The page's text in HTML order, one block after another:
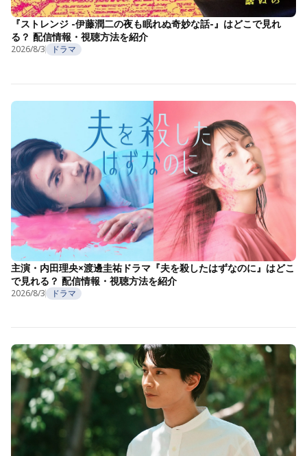
『ストレンジ -伊藤潤二の夜も眠れぬ奇妙な話-』はどこで見れ
る？ 配信情報・視聴方法を紹介
2026/8/3 ドラマ
主演・内田理央×渡邊圭祐ドラマ『夫を殺したはずなのに』はどこ
で見れる？ 配信情報・視聴方法を紹介
2026/8/3 ドラマ